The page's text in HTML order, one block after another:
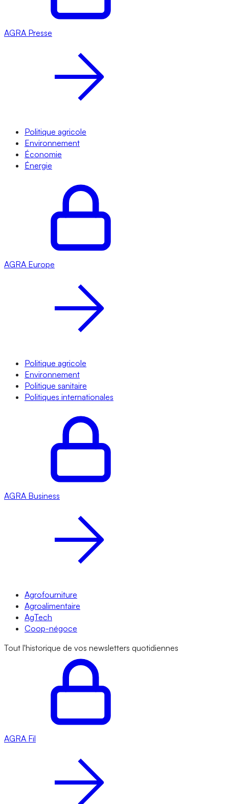
AGRA Presse
Politique agricole
Environnement
Économie
Énergie
AGRA Europe
Politique agricole
Environnement
Politique sanitaire
Politiques internationales
AGRA Business
Agrofourniture
Agroalimentaire
AgTech
Coop-négoce
Tout l'historique de vos newsletters quotidiennes
AGRA Fil